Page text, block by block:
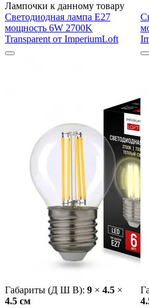
Лампочки к данному товару
Светодиодная лампа E27
мощность 6W 2700K
Transparent от ImperiumLoft
Габариты (Д Ш В): 9 × 4.5 ×
4.5 cм